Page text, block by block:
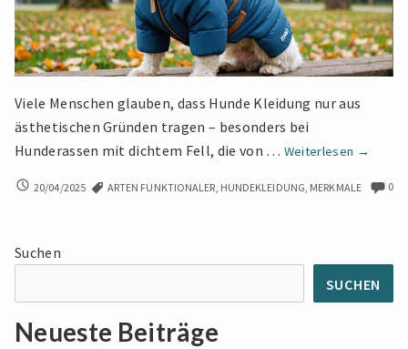
Viele Menschen glauben, dass Hunde Kleidung nur aus
ästhetischen Gründen tragen – besonders bei
Hunderassen mit dichtem Fell, die von … Weiterlesen
Nicht
süß!
sind
wirklich
→
NICHT
UNKTIONALEN H
RAKTISCH U
20/04/2025 ARTEN FUNKTIONALER, HUNDEKLEIDUNG, MERKMALE 0
Suchen
SUCHEN
Neueste Beiträge